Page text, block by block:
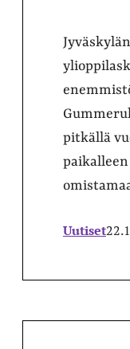
pitkällä
Uutiset